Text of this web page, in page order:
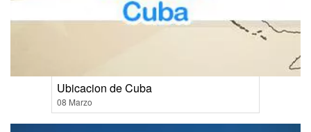
Ubicacion de Cuba
08 Marzo